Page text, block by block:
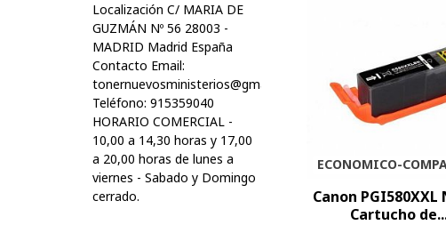
Localización C/ MARIA DE
GUZMÁN Nº 56 28003 -
MADRID Madrid España
Contacto Email:
tonernuevosministerios@gmail.com
Teléfono: 915359040
HORARIO COMERCIAL -
10,00 a 14,30 horas y 17,00
a 20,00 horas de lunes a
viernes - Sabado y Domingo
cerrado.
ECONOMICO-
Canon PGI580XXL
Cartucho